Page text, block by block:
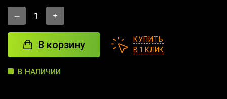
В корзину
КУПИТЬ
В 1 КЛИК
В НАЛИЧИИ